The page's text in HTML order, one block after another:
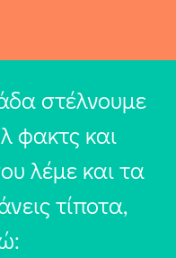
στέλνουμε
φακτς και
λέμε και τα
τίποτα,